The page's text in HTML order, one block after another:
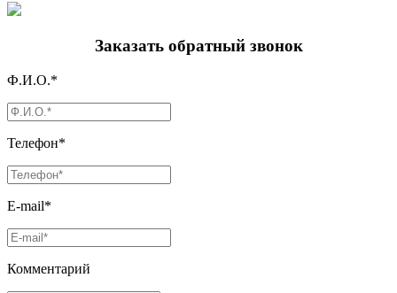
Заказать обратный звонок
Ф.И.О.*
Телефон*
E-mail*
Комментарий